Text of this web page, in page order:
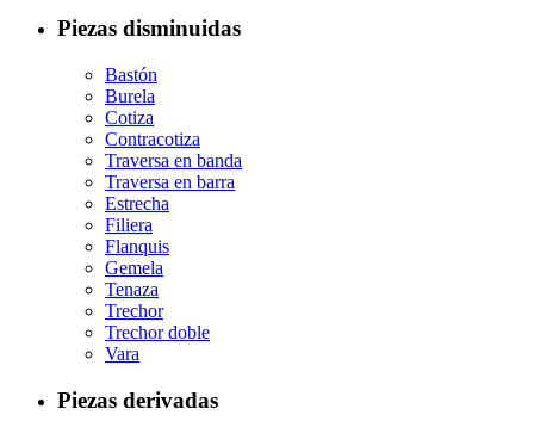
Piezas disminuidas
Bastón
Burela
Cotiza
Contracotiza
Traversa en banda
Traversa en barra
Estrecha
Filiera
Flanquis
Gemela
Tenaza
Trechor
Trechor doble
Vara
Piezas derivadas